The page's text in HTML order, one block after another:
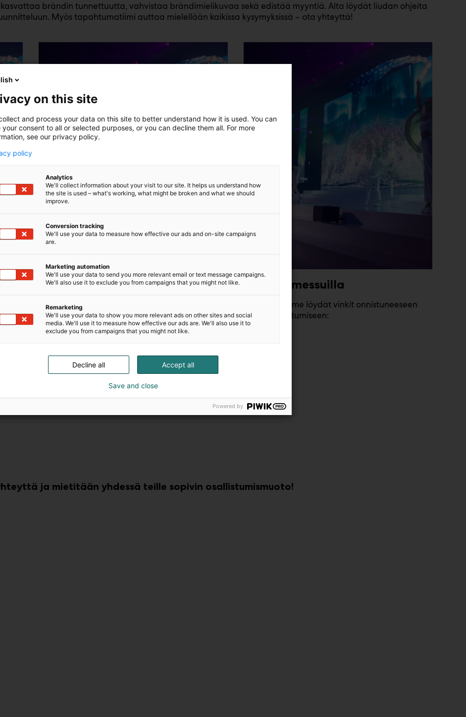
kasvattaa brändin tunnettuutta, vahvistaa brändimielikuvaa sekä edistää myyntiä. Alta löydät liudan ohjeita
Myös tapahtumatiimi auttaa mielellään kaikissa kysymyksissä – ota yhteyttä!
Ohjeet ja luvat
Ripustukset, elintarvikkeiden myynti,
langattomat yhteydet, tavarantoimitukset?
Vastaukset useimpiin kysymyksiin löytyvät
ohjeet ja luvat -osiosta.
Onnistu messuilla
Oppaastamme löydät vinkit onnistuneeseen
messuosallistumiseen:
ja mietitään yhdessä teille sopivin osallistumismuoto!
on this site
and process your data on this site to better understand how it is used. You can
your consent to all or selected purposes, or you can decline them all. For more
see our privacy policy.
policy
Analytics
We'll collect information about your visit to our site. It helps us understand how
the site is used – what's working, what might be broken and what we should
improve.
Conversion tracking
We'll use your data to measure how effective our ads and on-site campaigns
are.
Marketing automation
We'll use your data to send you more relevant email or text message campaigns.
We'll also use it to exclude you from campaigns that you might not like.
Remarketing
We'll use your data to show you more relevant ads on other sites and social
media. We'll use it to measure how effective our ads are. We'll also use it to
exclude you from campaigns that you might not like.
Accept all
Decline all
Save and close
Powered by